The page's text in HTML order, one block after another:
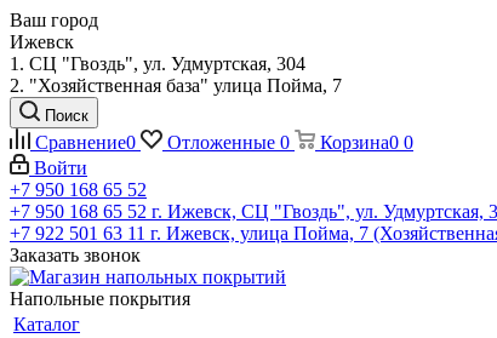
Ваш город
Ижевск
1. СЦ "Гвоздь", ул. Удмуртская, 304
2. "Хозяйственная база" улица Пойма, 7
Поиск
Сравнение0 Отложенные 0 Корзина0 0
Войти
+7 950 168 65 52
+7 950 168 65 52 г. Ижевск, СЦ "Гвоздь", ул. Удмуртская,
+7 922 501 63 11 г. Ижевск, улица Пойма, 7
Заказать звонок
Напольные покрытия
Каталог